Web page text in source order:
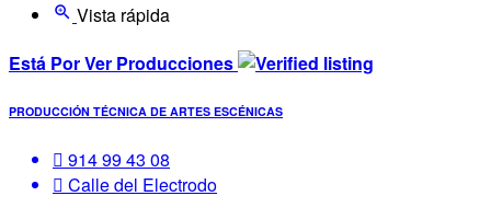
Vista rápida
Está Por Ver Producciones
PRODUCCIÓN TÉCNICA DE ARTES ESCÉNICAS
914 99 43 08
Calle del Electrodo